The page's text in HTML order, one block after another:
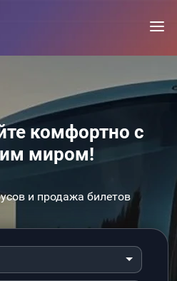
комфортно с
миром!
и продажа билетов